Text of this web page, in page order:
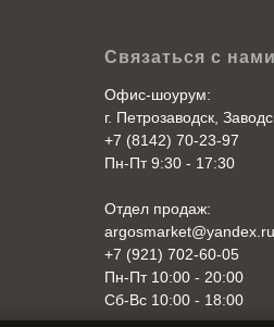
Связаться с нами
Офис-шоурум:
г. Петрозаводск,
+7 (8142) 70-23-97
Пн-Пт 9:30 - 17:30
Отдел продаж:
argosmarket@yandex.ru
+7 (921) 702-60-05
Пн-Пт 10:00 - 20:00
Cб-Вс 10:00 - 18:00